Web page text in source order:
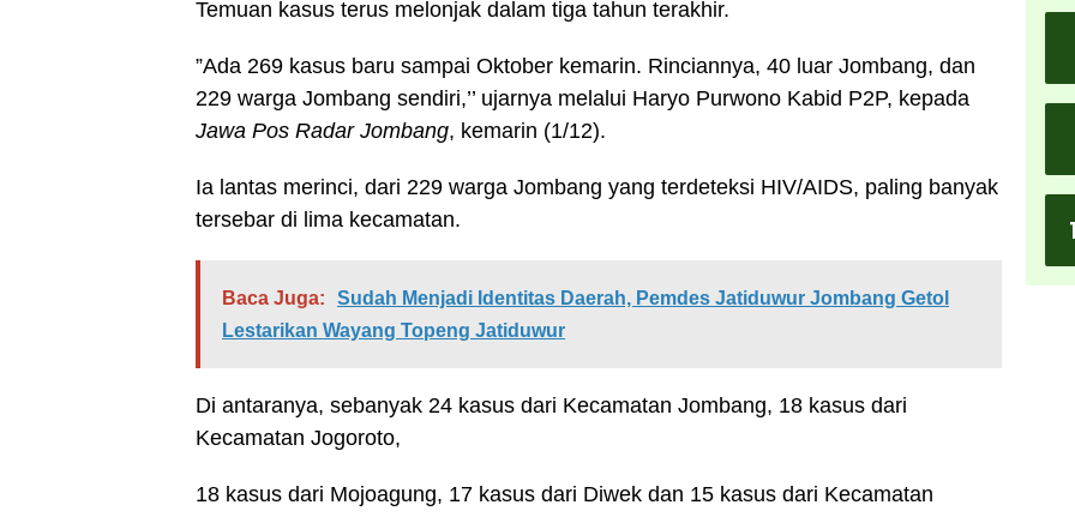
Temuan kasus terus melonjak dalam tiga tahun terakhir.
”Ada 269 kasus baru sampai Oktober kemarin. Rinciannya, 40 luar Jombang, dan
229 warga Jombang sendiri,’’ ujarnya melalui Haryo Purwono Kabid P2P, kepada
Jawa Pos Radar Jombang, kemarin (1/12).
Ia lantas merinci, dari 229 warga Jombang yang terdeteksi HIV/AIDS, paling banyak
tersebar di lima kecamatan.
Baca Juga:
Sudah Menjadi Identitas Daerah, Pemdes Jatiduwur Jombang Getol
Lestarikan Wayang Topeng Jatiduwur
Di antaranya, sebanyak 24 kasus dari Kecamatan Jombang, 18 kasus dari
Kecamatan Jogoroto,
18 kasus dari Mojoagung, 17 kasus dari Diwek dan 15 kasus dari Kecamatan